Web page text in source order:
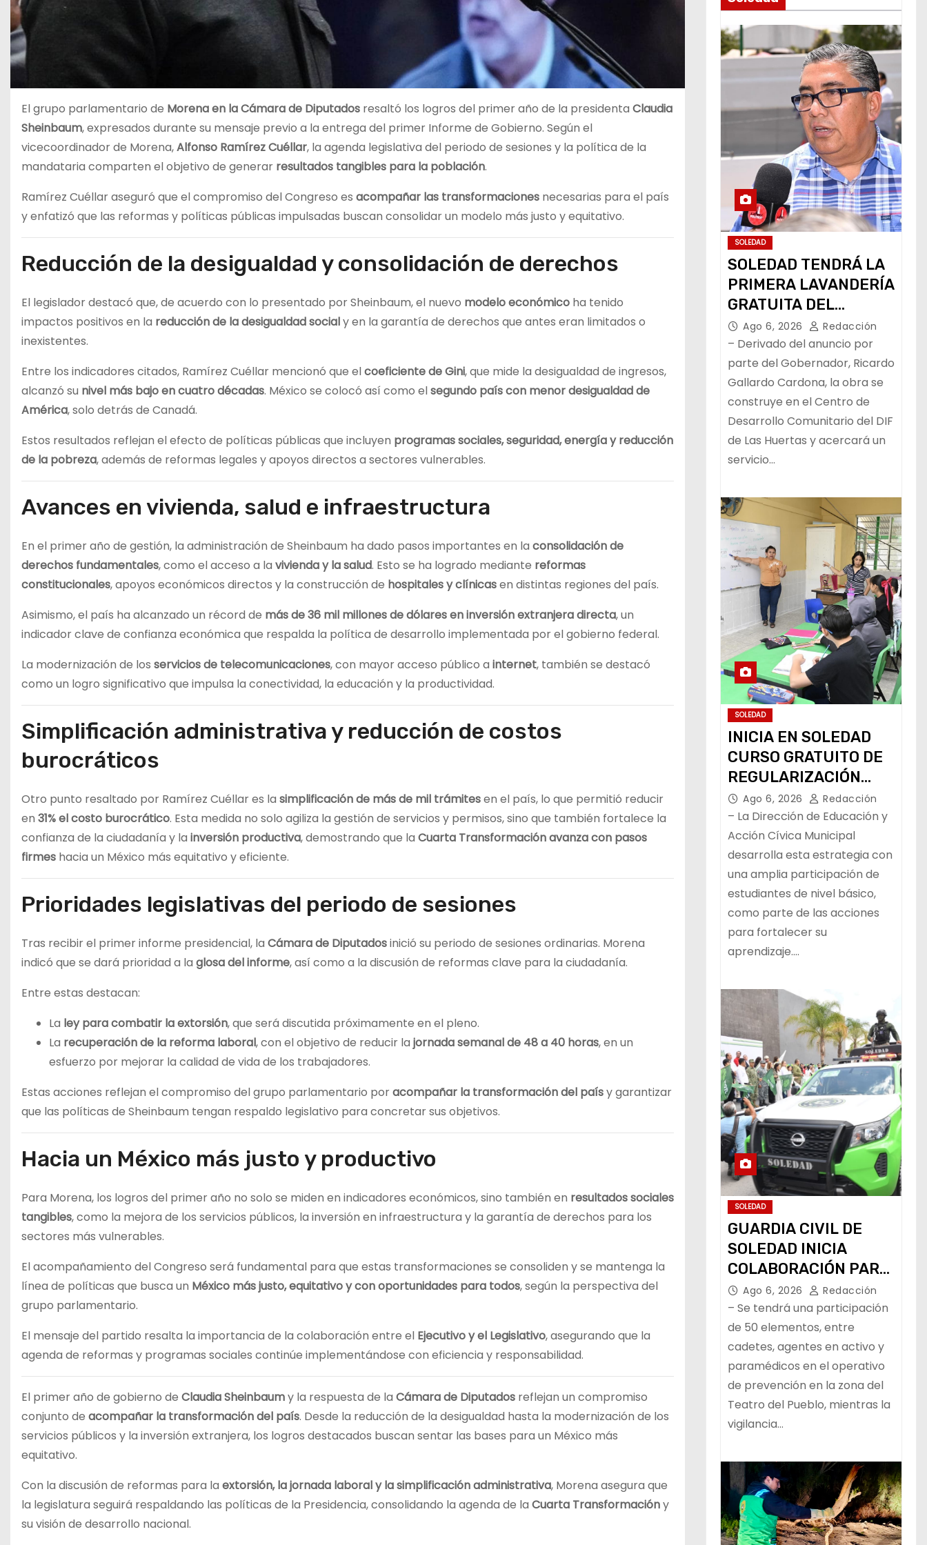
El grupo parlamentario de Morena en la Cámara de Diputados resaltó los logros del primer año de la presidenta Claudia
Sheinbaum, expresados durante su mensaje previo a la entrega del primer Informe de Gobierno. Según el
vicecoordinador de Morena,Alfonso Ramírez Cuéllar, la agenda legislativa del periodo de sesiones y la política de la
mandataria comparten el objetivo de generar resultados tangibles para la población.
Ramírez Cuéllar aseguró que el compromiso del Congreso es acompañar las transformaciones necesarias para el país
y enfatizó que las reformas y políticas públicas impulsadas buscan consolidar un modelo más justo y equitativo.
Reducción de la desigualdad y consolidación de derechos
El legislador destacó que, de acuerdo con lo presentado por Sheinbaum, el nuevo modelo económico ha tenido
impactos positivos en la reducción de la desigualdad socialy en la garantía de derechos que antes eran limitados o
inexistentes.
Entre los indicadores citados, Ramírez Cuéllar mencionó que elcoeficiente de Gini, que mide la desigualdad de ingresos,
alcanzó su nivel más bajo en cuatro décadas. México se colocó así como elsegundo país con menor desigualdad de
América, solo detrás de Canadá.
Estos resultados reflejan el efecto de políticas públicas que incluyen programas sociales, seguridad, energía y reducción
de la pobreza, además de reformas legales y apoyos directos a sectores vulnerables.
Avances en vivienda, salud e infraestructura
En el primer año de gestión, la administración de Sheinbaum ha dado pasos importantes en la consolidación de
derechos fundamentales, como el acceso a la vivienda y la salud. Esto se ha logrado mediante reformas
constitucionales, apoyos económicos directos y la construcción de hospitales y clínicasen distintas regiones del país.
Asimismo, el país ha alcanzado un récord de más de 36 mil millones de dólares en inversión extranjera directa, un
indicador clave de confianza económica que respalda la política de desarrollo implementada por el gobierno federal.
La modernización de los servicios de telecomunicaciones, con mayor acceso público a internet, también se destacó
como un logro significativo que impulsa la conectividad, la educación y la productividad.
Simplificación administrativa y reducción de costos
burocráticos
Otro punto resaltado por Ramírez Cuéllar es la simplificación de más de mil trámitesen el país, lo que permitió reducir
en 31% el costo burocrático. Esta medida no solo agiliza la gestión de servicios y permisos, sino que también fortalece la
confianza de la ciudadanía y la inversión productiva, demostrando que la Cuarta Transformación avanza con pasos
firmes hacia un México más equitativo y eficiente.
Prioridades legislativas del periodo de sesiones
Tras recibir el primer informe presidencial, la Cámara de Diputadosinició su periodo de sesiones ordinarias. Morena
indicó que se dará prioridad a la glosa del informe, así como a la discusión de reformas clave para la ciudadanía.
Entre estas destacan:
La ley para combatir la extorsión, que será discutida próximamente en el pleno.
La recuperación de la reforma laboral, con el objetivo de reducir la jornada semanal de 48 a 40 horas, en un
esfuerzo por mejorar la calidad de vida de los trabajadores.
Estas acciones reflejan el compromiso del grupo parlamentario poracompañar la transformación del paísy garantizar
que las políticas de Sheinbaum tengan respaldo legislativo para concretar sus objetivos.
Hacia un México más justo y productivo
Para Morena, los logros del primer año no solo se miden en indicadores económicos, sino también en resultados sociales
tangibles, como la mejora de los servicios públicos, la inversión en infraestructura y la garantía de derechos para los
sectores más vulnerables.
El acompañamiento del Congreso será fundamental para que estas transformaciones se consoliden y se mantenga la
línea de políticas que busca un México más justo, equitativo y con oportunidades para todos, según la perspectiva del
grupo parlamentario.
El mensaje del partido resalta la importancia de la colaboración entre el Ejecutivo y el Legislativo, asegurando que la
agenda de reformas y programas sociales continúe implementándose con eficiencia y responsabilidad.
El primer año de gobierno de Claudia Sheinbaumy la respuesta de la Cámara de Diputados reflejan un compromiso
conjunto de acompañar la transformación del país. Desde la reducción de la desigualdad hasta la modernización de los
servicios públicos y la inversión extranjera, los logros destacados buscan sentar las bases para un México más
equitativo.
Con la discusión de reformas para la extorsión, la jornada laboral y la simplificación administrativa, Morena asegura que
la legislatura seguirá respaldando las políticas de la Presidencia, consolidando la agenda de la Cuarta Transformacióny
su visión de desarrollo nacional.
SOLEDAD
SOLEDAD TENDRÁ LA
PRIMERA LAVANDERÍA
GRATUITA DEL
PROGRAMA ESTATAL
Ago 6, 2026 Redacción
– Derivado del anuncio por
parte del Gobernador, Ricardo
Gallardo Cardona, la obra se
construye en el Centro de
Desarrollo Comunitario del DIF
de Las Huertas y acercará un
servicio…
SOLEDAD
INICIA EN SOLEDAD
CURSO GRATUITO DE
REGULARIZACIÓN
ESCOLAR
Ago 6, 2026 Redacción
– La Dirección de Educación y
Acción Cívica Municipal
desarrolla esta estrategia con
una amplia participación de
estudiantes de nivel básico,
como parte de las acciones
para fortalecer su
aprendizaje.…
SOLEDAD
GUARDIA CIVIL DE
SOLEDAD INICIA
COLABORACIÓN PARA
LA VIGILANCIA Y LA
PAZ DURANTE LA
FENAPO
Ago 6, 2026 Redacción
– Se tendrá una participación
de 50 elementos, entre
cadetes, agentes en activo y
paramédicos en el operativo
de prevención en la zona del
Teatro del Pueblo, mientras la
vigilancia…